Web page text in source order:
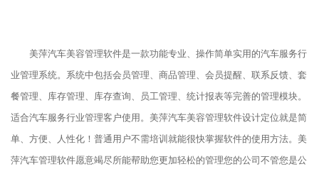
美萍汽车美容管理软件是一款功能专业、操作简单实用的汽车服务行
业管理系统。系统中包括会员管理、商品管理、会员提醒、联系反馈、套
餐管理、库存管理、库存查询、员工管理、统计报表等完善的管理模块。
适合汽车服务行业管理客户使用。美萍汽车美容管理软件设计定位就是简
单、方便、人性化！普通用户不需培训就能很快掌握软件的使用方法。美
萍汽车管理软件愿意竭尽所能帮助您更加轻松的管理您的公司不管您是公